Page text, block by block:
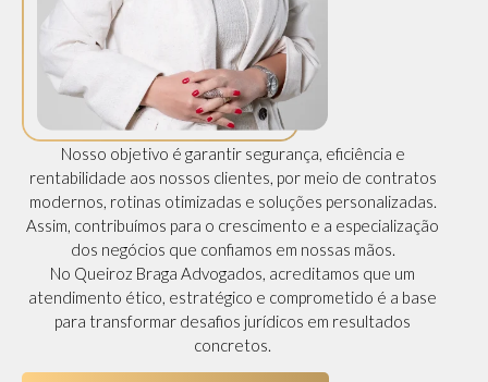
Nosso objetivo é garantir segurança, eficiência e
rentabilidade aos nossos clientes, por meio de contratos
modernos, rotinas otimizadas e soluções personalizadas.
Assim, contribuímos para o crescimento e a especialização
dos negócios que confiamos em nossas mãos.
No Queiroz Braga Advogados, acreditamos que um
atendimento ético, estratégico e comprometido é a base
para transformar desafios jurídicos em resultados
concretos.